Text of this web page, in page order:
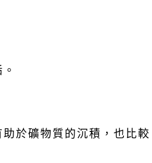
於礦物質的沉積，也比較